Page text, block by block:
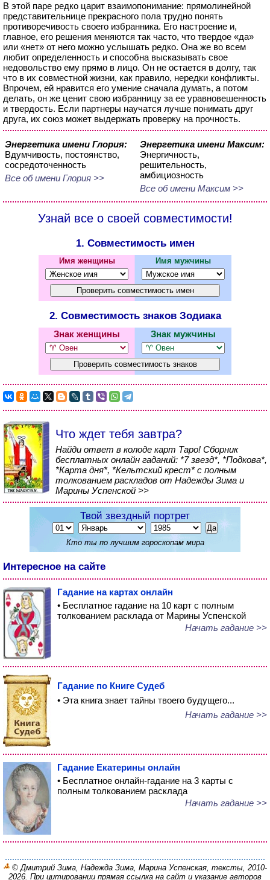
В этой паре редко царит взаимопонимание: прямолинейной
представительнице прекрасного пола трудно понять
противоречивость своего избранника. Его настроение и,
главное, его решения меняются так часто, что твердое «да»
или «нет» от него можно услышать редко. Она же во всем
любит определенность и способна высказывать свое
недовольство ему прямо в лицо. Он не остается в долгу, так
что в их совместной жизни, как правило, нередки конфликты.
Впрочем, ей нравится его умение сначала думать, а потом
делать, он же ценит свою избранницу за ее уравновешенность
и твердость. Если партнеры научатся лучше понимать друг
друга, их союз может выдержать проверку на прочность.
Энергетика имени Глория:
Вдумчивость, постоянство,
сосредоточенность
Все об имени Глория >>
Энергетика имени Максим:
Энергичность,
решительность,
амбициозность
Все об имени Максим >>
Узнай все о своей совместимости!
1. Совместимость имен
Имя женщины Имя мужчины
2. Совместимость знаков Зодиака
Знак женщины Знак мужчины
Что ждет тебя завтра?
Найди ответ в колоде карт Таро! Сборник
бесплатных онлайн гаданий: *7 звезд*, *Подкова*,
*Карта дня*, *Кельтский крест* с полным
толкованием раскладов от Надежды Зима и
Марины Успенской >>
Твой звездный портрет
Кто ты по лучшим гороскопам мира
Интересное на сайте
Гадание на картах онлайн
• Бесплатное гадание на 10 карт с полным
толкованием расклада от Марины Успенской
Начать гадание >>
Гадание по Книге Судеб
• Эта книга знает тайны твоего будущего...
Начать гадание >>
Гадание Екатерины онлайн
• Бесплатное онлайн-гадание на 3 карты с
полным толкованием расклада
Начать гадание >>
© Дмитрий Зима, Надежда Зима, Марина Успенская, тексты, 2010-
2026. При цитировании прямая ссылка на сайт и указание авторов